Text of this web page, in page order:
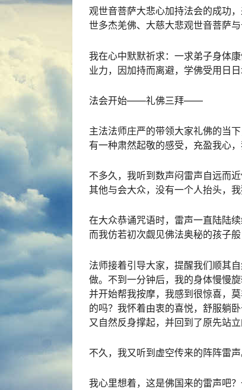
观世音菩萨大悲心加持法会的成功
世多杰羌佛、大慈大悲观世音菩萨
我在心中默默祈求：一求弟子身体
业力，因加持而离避， 学佛受用日
法会开始——礼佛三拜——
主法法师庄严的带领大家礼佛的当
有一种肃然起敬的感受，充盈我心，
不多久，我听到数声闷雷声自远而
其他与会大众，没有一个人抬头，
在大众恭诵咒语时，雷声一直陆陆
而我仿若初次觑见佛法奥秘的孩子般
法师接着引导大家，提醒我们顺其
做。不到一分钟后，我的身体慢慢
并开始帮我按摩，我感到很惊喜，
的吗？我怀着由衷的喜悦，舒服躺
又自然反身撑起，并回到了原先站立
不久，我又听到虚空传来的阵阵雷声
我心里想着，这是佛国来的雷声吧